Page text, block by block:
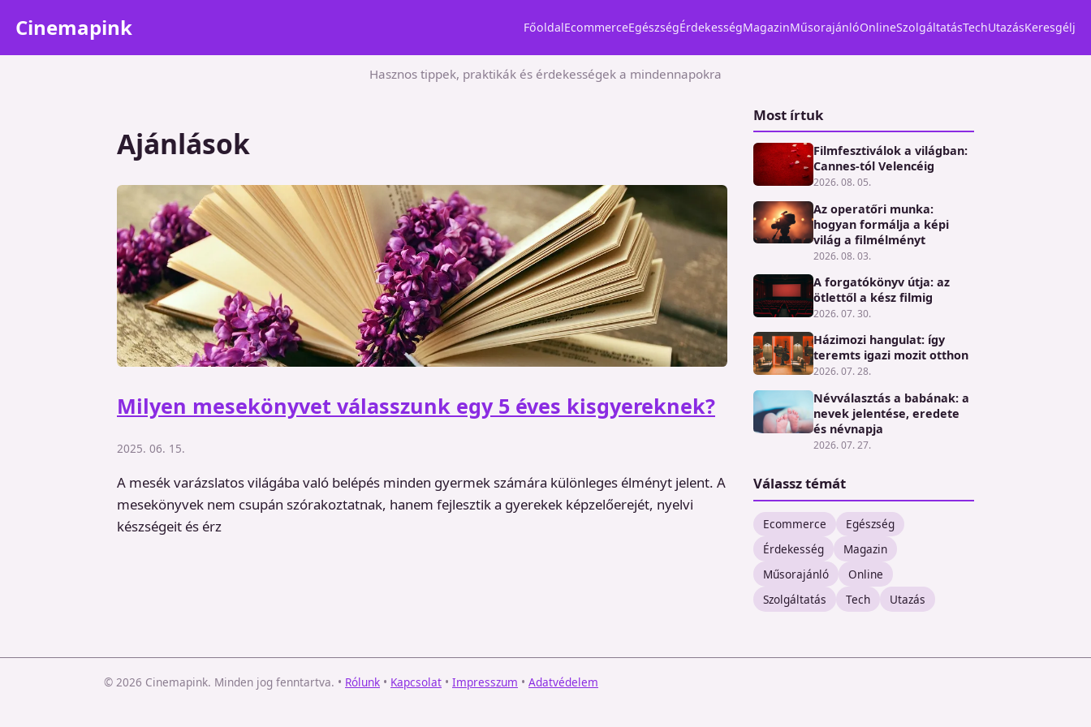
Cinemapink FőoldalEcommerceEgészségÉrdekességMagazinMűsorajánlóOnlineSzolgáltatásTechUtazásKeresgélj
Hasznos tippek, praktikák és érdekességek a mindennapokra
Ajánlások
Milyen mesekönyvet válasszunk egy 5 éves kisgyereknek?
2025. 06. 15.
A mesék varázslatos világába való belépés minden gyermek számára különleges élményt jelent. A
mesekönyvek nem csupán szórakoztatnak, hanem fejlesztik a gyerekek képzelőerejét, nyelvi
készségeit és érz
Most írtuk
Filmfesztiválok a világban:
Cannes-tól Velencéig
2026. 08. 05.
Az operatőri munka:
hogyan formálja a képi
világ a filmélményt
2026. 08. 03.
A forgatókönyv útja: az
ötlettől a kész filmig
2026. 07. 30.
Házimozi hangulat: így
teremts igazi mozit otthon
2026. 07. 28.
Névválasztás a babának: a
nevek jelentése, eredete
és névnapja
2026. 07. 27.
Válassz témát
Ecommerce
Egészség
Érdekesség
Magazin
Műsorajánló
Online
Szolgáltatás
Tech Utazás
© 2026 Cinemapink. Minden jog fenntartva. • Rólunk • Kapcsolat • Impresszum • Adatvédelem